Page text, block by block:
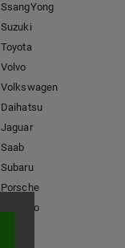
SsangYong
Suzuki
Toyota
Volvo
Volkswagen
Daihatsu
Jaguar
Saab
Subaru
Porsche
Daewoo